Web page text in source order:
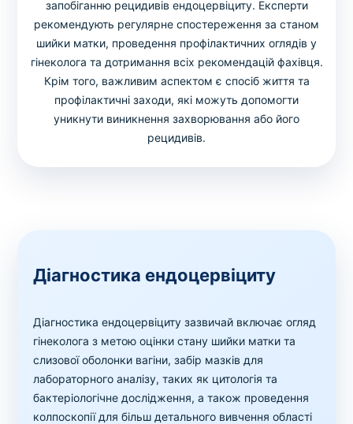
запобіганню рецидивів ендоцервіциту. Експерти
рекомендують регулярне спостереження за станом
шийки матки, проведення профілактичних оглядів у
гінеколога та дотримання всіх рекомендацій фахівця.
Крім того, важливим аспектом є спосіб життя та
профілактичні заходи, які можуть допомогти
уникнути виникнення захворювання або його
рецидивів.
Діагностика ендоцервіциту
Діагностика ендоцервіциту зазвичай включає огляд
гінеколога з метою оцінки стану шийки матки та
слизової оболонки вагіни, забір мазків для
лабораторного аналізу, таких як цитологія та
бактеріологічне дослідження, а також проведення
колпоскопії для більш детального вивчення області